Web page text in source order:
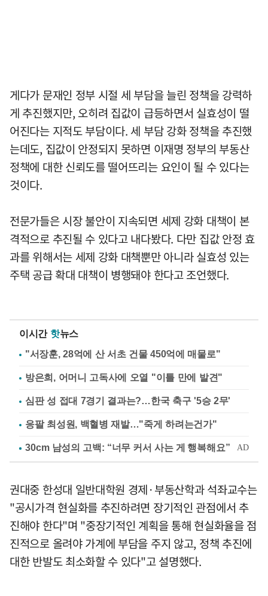
게다가 문재인 정부 시절 세 부담을 늘린 정책을 강력하
게 추진했지만, 오히려 집값이 급등하면서 실효성이 떨
어진다는 지적도 부담이다. 세 부담 강화 정책을 추진했
는데도, 집값이 안정되지 못하면 이재명 정부의 부동산
정책에 대한 신뢰도를 떨어뜨리는 요인이 될 수 있다는
것이다.
전문가들은 시장 불안이 지속되면 세제 강화 대책이 본
격적으로 추진될 수 있다고 내다봤다. 다만 집값 안정 효
과를 위해서는 세제 강화 대책뿐만 아니라 실효성 있는
주택 공급 확대 대책이 병행돼야 한다고 조언했다.
이시간 핫뉴스
"서장훈, 28억에 산 서초 건물 450억에 매물로"
방은희, 어머니 고독사에 오열 "이틀 만에 발견"
심판 성 접대 7경기 결과는?…한국 축구 '5승 2무'
응팔 최성원, 백혈병 재발…"죽게 하려는건가"
권대중 한성대 일반대학원 경제·부동산학과 석좌교수는
"공시가격 현실화를 추진하려면 장기적인 관점에서 추
진해야 한다"며 "중장기적인 계획을 통해 현실화율을 점
진적으로 올려야 가계에 부담을 주지 않고, 정책 추진에
대한 반발도 최소화할 수 있다"고 설명했다.